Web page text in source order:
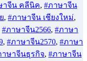
าจีน คลีนิค, #ภาษาจีน
, #ภาษาจีน เชียงใหม่,
#ภาษาจีน2566, #ภาษา
, #ภาษาจีน2570, #ภาษา
าษาจีนธุรกิจ, #ภาษาจีน